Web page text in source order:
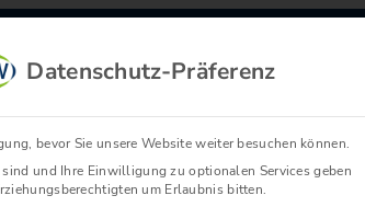
Datenschutz-Präferenz
bevor Sie unsere Website weiter besuchen können.
und Ihre Einwilligung zu optionalen Services geben
um Erlaubnis bitten.